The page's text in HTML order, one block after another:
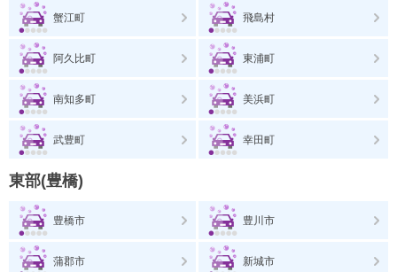
蟹江町 飛島村
阿久比町 東浦町
南知多町 美浜町
武豊町 幸田町
東部(豊橋)
豊橋市 豊川市
蒲郡市 新城市